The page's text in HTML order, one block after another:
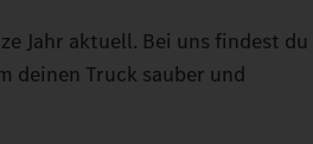
Jahr aktuell. Bei uns findest du
deinen Truck sauber und